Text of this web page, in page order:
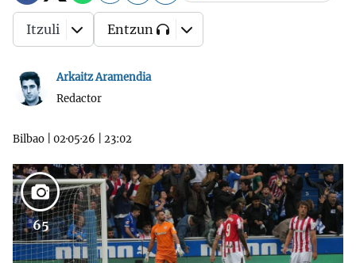
Arkaitz Aramendia
Redactor
Bilbao 02·05·26 23:02
Itzuli Entzun
65